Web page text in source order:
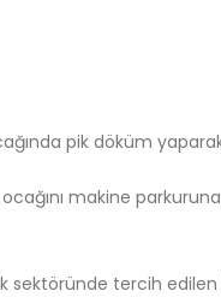
pik döküm
ocağını makine
sektöründe tercih